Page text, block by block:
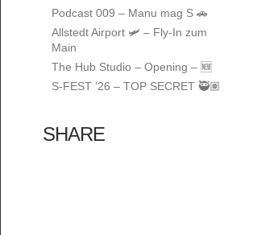
Podcast 009 – Manu mag S 🚗
Allstedt Airport 🛩️ – Fly-In zum
Main
The Hub Studio – Opening – 🆕
S-FEST ’26 – TOP SECRET 🥷🏽
SHARE